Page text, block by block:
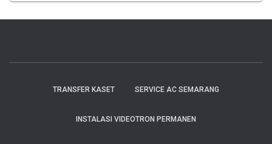
TRANSFER KASET SERVICE AC SEMARANG
INSTALASI VIDEOTRON PERMANEN